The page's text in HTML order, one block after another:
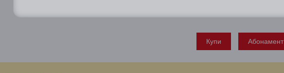
Купи Абонамент